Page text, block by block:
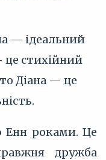
— ідеальний
стихійний
то Діана — це
Енн роками. Це
дружба